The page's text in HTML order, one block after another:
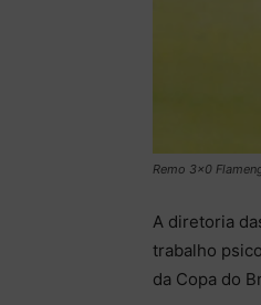
Remo 3x0
A diretoria
trabalho
da Copa do